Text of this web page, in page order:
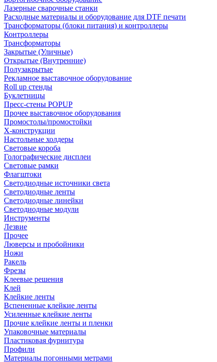
Лазерные сварочные станки
Расходные материалы и оборудование для DTF печати
Трансформаторы (блоки питания) и контроллеры
Контроллеры
Трансформаторы
Закрытые (Уличные)
Открытые (Внутренние)
Полузакрытые
Рекламное выставочное оборудование
Roll up стенды
Буклетницы
Пресс-стены POPUP
Прочее выставочное оборудования
Промостолы/промостойки
Х-конструкции
Настольные холдеры
Световые короба
Голографические дисплеи
Световые рамки
Флагштоки
Светодиодные источники света
Светодиодные ленты
Светодиодные линейки
Светодиодные модули
Инструменты
Лезвие
Прочее
Люверсы и пробойники
Ножи
Ракель
Фрезы
Клеевые решения
Клей
Клейкие ленты
Вспененные клейкие ленты
Усиленные клейкие ленты
Прочие клейкие ленты и пленки
Упаковочные материалы
Пластиковая фурнитура
Профили
Материалы погонными метрами